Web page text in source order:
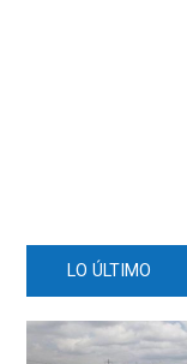
LO ÚLTIMO